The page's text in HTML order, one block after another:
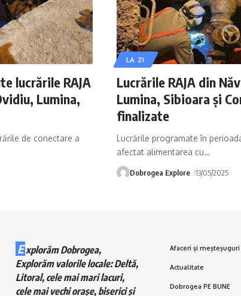
lucrările RAJA
Lumina,
de conectare a
LA ZI
Lucrările RAJA din
Lumina, Sibioara și
finalizate
Lucrările programate în
afectat alimentarea cu…
Dobrogea Explore 13/05/2025
E xplorăm Dobrogea,
Explorăm valorile locale: Deltă,
Litoral, cele mai mari lacuri,
cele mai vechi orașe, biserici și
Afaceri și meșteșuguri
Actualitate
Dobrogea PE BUNE